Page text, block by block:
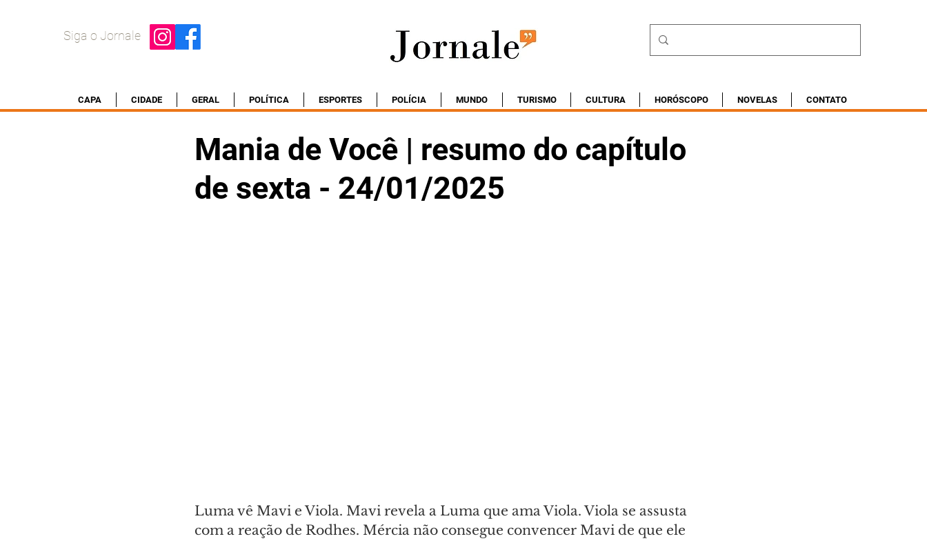
Siga o Jornale
CAPA CIDADE GERAL POLÍTICA ESPORTES POLÍCIA MUNDO TURISMO CULTURA HORÓSCOPO NOVELAS CONTATO
Mania de Você | resumo do capítulo
de sexta - 24/01/2025
Luma vê Mavi e Viola. Mavi revela a Luma que ama Viola. Viola se assusta
com a reação de Rodhes. Mércia não consegue convencer Mavi de que ele